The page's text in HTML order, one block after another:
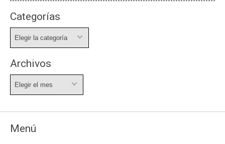
Categorías
Archivos
Menú